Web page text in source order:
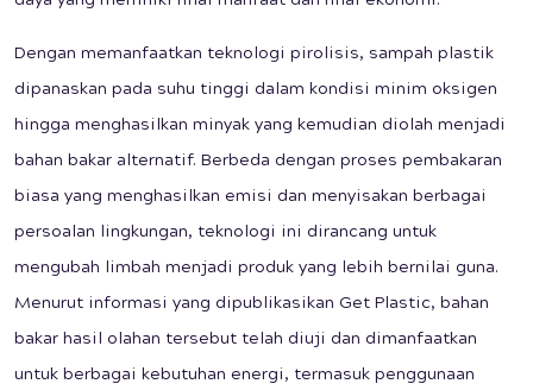
Dengan memanfaatkan teknologi pirolisis, sampah plastik
dipanaskan pada suhu tinggi dalam kondisi minim oksigen
hingga menghasilkan minyak yang kemudian diolah menjadi
bahan bakar alternatif. Berbeda dengan proses pembakaran
biasa yang menghasilkan emisi dan menyisakan berbagai
persoalan lingkungan, teknologi ini dirancang untuk
mengubah limbah menjadi produk yang lebih bernilai guna.
Menurut informasi yang dipublikasikan Get Plastic, bahan
bakar hasil olahan tersebut telah diuji dan dimanfaatkan
untuk berbagai kebutuhan energi, termasuk penggunaan